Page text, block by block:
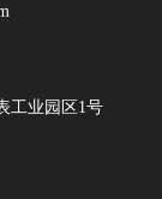
工业园区1号